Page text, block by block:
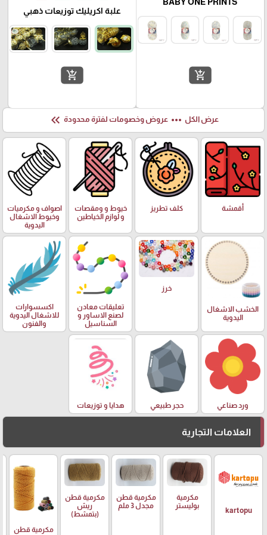
add_shopping_cart
علبة اكريليك توزيعات ذهبي
add_shopping_cart
عرض الكل more_horiz عروض وخصومات لفترة محدودة keyboard_double_arrow_left
أقمشة كلف تطريز
خيوط و ومقصات
و لوازم الخياطين
اصواف و مكرميات
وخيوط الاشغال
اليدوية
الخشب الاشغال
اليدوية
خرز
تعليقات معادن
لصنع الاساور و
السناسيل
اكسسوارات
للاشغال اليدوية
والفنون
ورد صناعي حجر طبيعي هدايا و توزيعات
العلامات التجارية
kartopu
مكرمية
بوليستر
مكرمية قطن
مجدل 3 ملم
مكرمية قطن
ريش
(بتمشط)
مكرمية قطن